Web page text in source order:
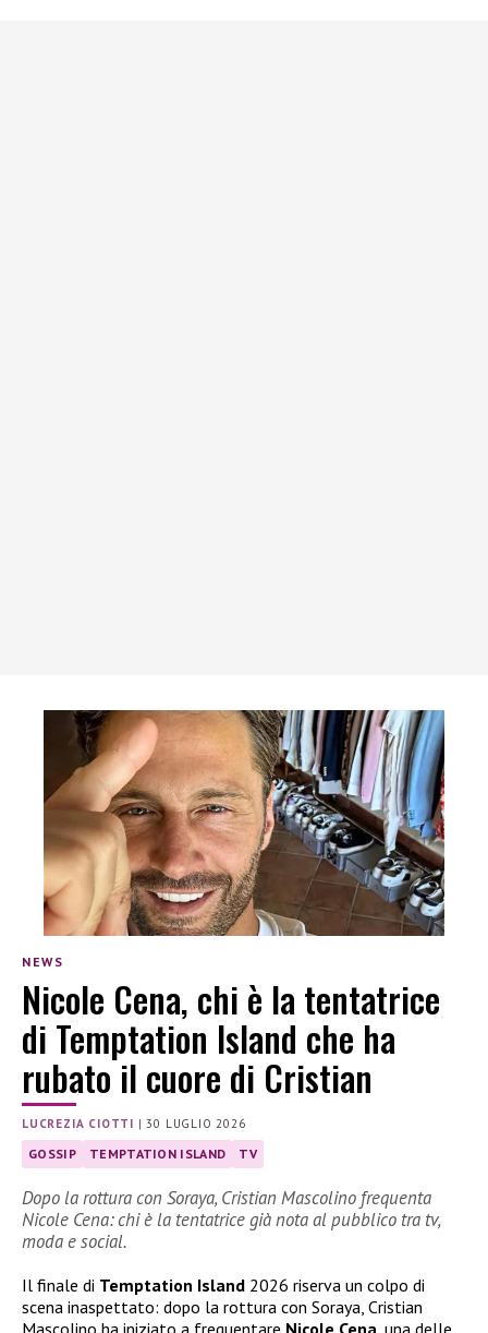
NEWS
Nicole Cena, chi è la tentatrice
di Temptation Island che ha
rubato il cuore di Cristian
LUCREZIA CIOTTI |30 LUGLIO 2026
GOSSIP TEMPTATION ISLAND TV
Dopo la rottura con Soraya, Cristian Mascolino frequenta
Nicole Cena: chi è la tentatrice già nota al pubblico tra tv,
moda e social.
Il finale di Temptation Island 2026 riserva un colpo di
scena inaspettato: dopo la rottura con Soraya, Cristian
Mascolino ha iniziato a frequentare Nicole Cena , una delle